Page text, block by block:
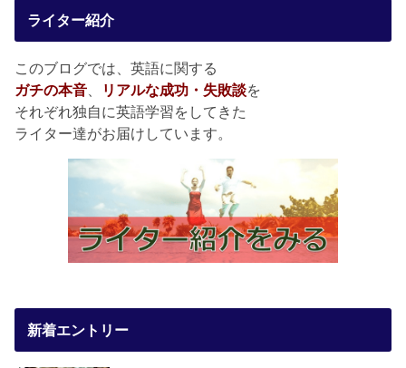
ライター紹介
このブログでは、英語に関する
ガチの本音
リアルな成功・失敗談を
それぞれ独自に英語学習をしてきた
ライター達がお届けしています。
新着エントリー